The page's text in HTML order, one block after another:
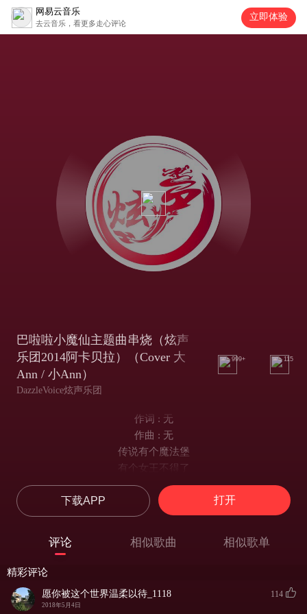
网易云音乐
去云音乐，看更多走心评论
立即体验
巴啦啦小魔仙主题曲串烧（炫声
乐团2014阿卡贝拉）（Cover 大
Ann / 小Ann）
DazzleVoice炫声乐团
999+ 115
作词 : 无
作曲 : 无
传说有个魔法堡
有个女王不得了
每个魔仙得她指导
都盼望世界更美好
变大变小真的奇妙
一不小心就会一团糟
去寻找魔法的秘密
下载APP 打开
评论 相似歌曲 相似歌单
精彩评论
愿你被这个世界温柔以待_1118
2018年5月4日
114